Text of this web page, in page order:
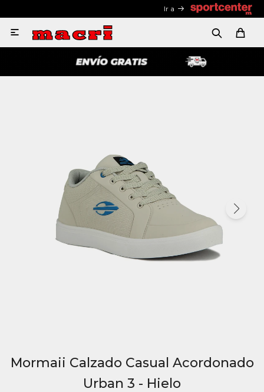
Ir a

Mormaii Calzado Casual Acordonado
Urban 3 - Hielo